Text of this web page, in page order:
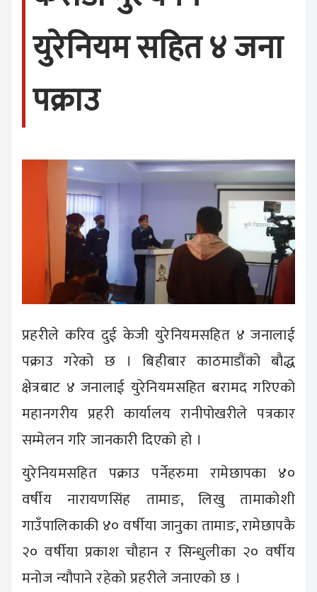
युरेनियम सहित ४ जना
पक्राउ
प्रहरीले करिव दुई केजी युरेनियमसहित ४ जनालाई
पक्राउ गरेको छ । बिहीबार काठमाडौंको बौद्ध
क्षेत्रबाट ४ जनालाई युरेनियमसहित बरामद गरिएको
महानगरीय प्रहरी कार्यालय रानीपोखरीले पत्रकार
सम्मेलन गरि जानकारी दिएको हो ।
युरेनियमसहित पक्राउ पर्नेहरुमा रामेछापका ४०
वर्षीय नारायणसिंह तामाङ, लिखु तामाकोशी
गाउँपालिकाकी ४० वर्षीया जानुका तामाङ, रामेछापकै
२० वर्षीया प्रकाश चौहान र सिन्धुलीका २० वर्षीय
मनोज न्यौपाने रहेको प्रहरीले जनाएको छ ।